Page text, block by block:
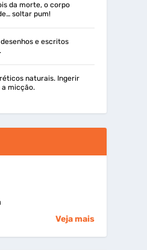
da morte, o corpo
soltar pum!
e escritos
naturais. Ingerir
micção.
Veja mais